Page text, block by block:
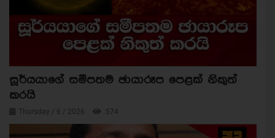
සූර්යයාගේ සමීපතම ඡායාරූප පෙළක් නිකුත්
කරයි
Thursday / 6 / 2026 574